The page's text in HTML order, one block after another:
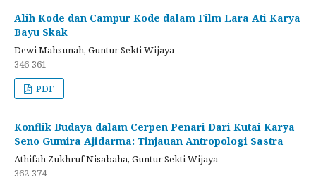
Alih Kode dan Campur Kode dalam Film Lara Ati Karya
Bayu Skak
Dewi Mahsunah, Guntur Sekti Wijaya
346-361
PDF
Konflik Budaya dalam Cerpen Penari Dari Kutai Karya
Seno Gumira Ajidarma: Tinjauan Antropologi Sastra
Athifah Zukhruf Nisabaha, Guntur Sekti Wijaya
362-374